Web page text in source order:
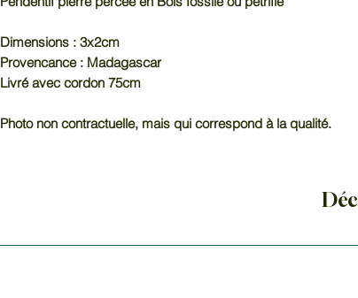
Dimensions : 3x2cm
Provencance : Madagascar
Livré avec cordon 75cm
Photo non contractuelle, mais qui correspond à la qualité.